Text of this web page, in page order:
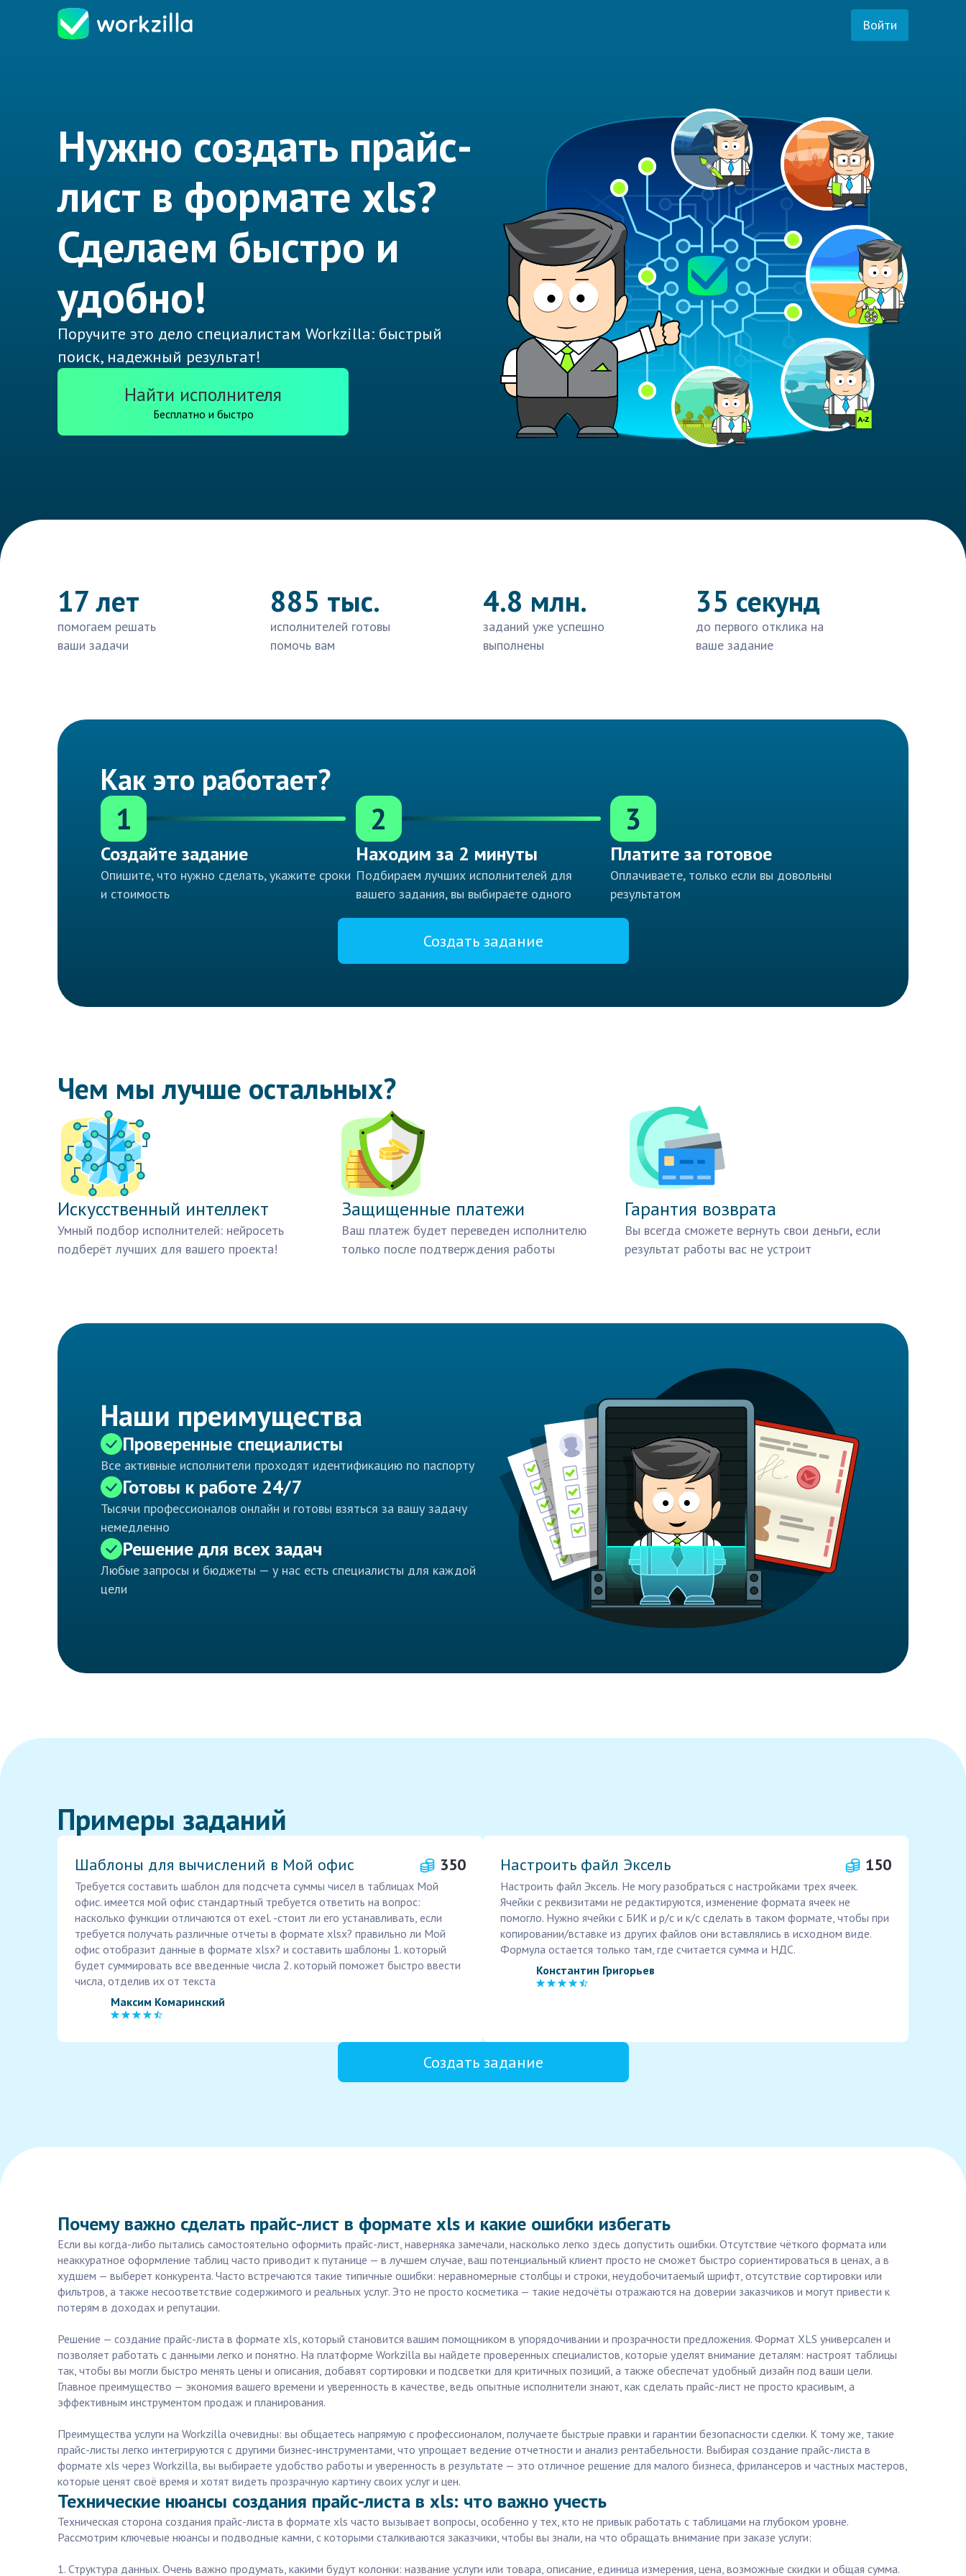
Войти
Нужно создать прайс-
лист в формате xls?
Сделаем быстро и
удобно!
Поручите это дело специалистам Workzilla: быстрый
поиск, надежный результат!
Найти исполнителя
Бесплатно и быстро
17 лет
помогаем решать
ваши задачи
885 тыс.
исполнителей готовы
помочь вам
4.8 млн.
заданий уже успешно
выполнены
35 секунд
до первого отклика на
ваше задание
Как это работает?
1
Создайте задание
Опишите, что нужно сделать, укажите сроки
и стоимость
2
Находим за 2 минуты
Подбираем лучших исполнителей для
вашего задания, вы выбираете одного
3
Платите за готовое
Оплачиваете, только если вы довольны
результатом
Создать задание
Чем мы лучше остальных?
Искусственный интеллект
Умный подбор исполнителей: нейросеть
подберёт лучших для вашего проекта!
Защищенные платежи
Ваш платеж будет переведен исполнителю
только после подтверждения работы
Гарантия возврата
Вы всегда сможете вернуть свои деньги, если
результат работы вас не устроит
Наши преимущества
Проверенные специалисты
Все активные исполнители проходят идентификацию по паспорту
Готовы к работе 24/7
Тысячи профессионалов онлайн и готовы взяться за вашу задачу
немедленно
Решение для всех задач
Любые запросы и бюджеты — у нас есть специалисты для каждой
цели
Примеры заданий
Шаблоны для вычислений в Мой офис 350
Требуется составить шаблон для подсчета суммы чисел в таблицах Мой
офис. имеется мой офис стандартный требуется ответить на вопрос:
насколько функции отличаются от exel. -стоит ли его устанавливать, если
требуется получать различные отчеты в формате xlsx? правильно ли Мой
офис отобразит данные в формате xlsx? и составить шаблоны 1. который
будет суммировать все введенные числа 2. который поможет быстро ввести
числа, отделив их от текста
Максим Комаринский
Настроить файл Эксель 150
Настроить файл Эксель. Не могу разобраться с настройками трех ячеек.
Ячейки с реквизитами не редактируются, изменение формата ячеек не
помогло. Нужно ячейки с БИК и р/с и к/с сделать в таком формате, чтобы при
копировании/вставке из других файлов они вставлялись в исходном виде.
Формула остается только там, где считается сумма и НДС.
Константин Григорьев
Создать задание
Почему важно сделать прайс-лист в формате xls и какие ошибки избегать
Если вы когда-либо пытались самостоятельно оформить прайс-лист, наверняка замечали, насколько легко здесь допустить ошибки. Отсутствие чёткого формата или
неаккуратное оформление таблиц часто приводит к путанице — в лучшем случае, ваш потенциальный клиент просто не сможет быстро сориентироваться в ценах, а в
худшем — выберет конкурента. Часто встречаются такие типичные ошибки: неравномерные столбцы и строки, неудобочитаемый шрифт, отсутствие сортировки или
фильтров, а также несоответствие содержимого и реальных услуг. Это не просто косметика — такие недочёты отражаются на доверии заказчиков и могут привести к
потерям в доходах и репутации.
Решение — создание прайс-листа в формате xls, который становится вашим помощником в упорядочивании и прозрачности предложения. Формат XLS универсален и
позволяет работать с данными легко и понятно. На платформе Workzilla вы найдете проверенных специалистов, которые уделят внимание деталям: настроят таблицы
так, чтобы вы могли быстро менять цены и описания, добавят сортировки и подсветки для критичных позиций, а также обеспечат удобный дизайн под ваши цели.
Главное преимущество — экономия вашего времени и уверенность в качестве, ведь опытные исполнители знают, как сделать прайс-лист не просто красивым, а
эффективным инструментом продаж и планирования.
Преимущества услуги на Workzilla очевидны: вы общаетесь напрямую с профессионалом, получаете быстрые правки и гарантии безопасности сделки. К тому же, такие
прайс-листы легко интегрируются с другими бизнес-инструментами, что упрощает ведение отчетности и анализ рентабельности. Выбирая создание прайс-листа в
формате xls через Workzilla, вы выбираете удобство работы и уверенность в результате — это отличное решение для малого бизнеса, фрилансеров и частных мастеров,
которые ценят своё время и хотят видеть прозрачную картину своих услуг и цен.
Технические нюансы создания прайс-листа в xls: что важно учесть
Техническая сторона создания прайс-листа в формате xls часто вызывает вопросы, особенно у тех, кто не привык работать с таблицами на глубоком уровне.
Рассмотрим ключевые нюансы и подводные камни, с которыми сталкиваются заказчики, чтобы вы знали, на что обращать внимание при заказе услуги:
1. Структура данных. Очень важно продумать, какими будут колонки: название услуги или товара, описание, единица измерения, цена, возможные скидки и общая сумма.